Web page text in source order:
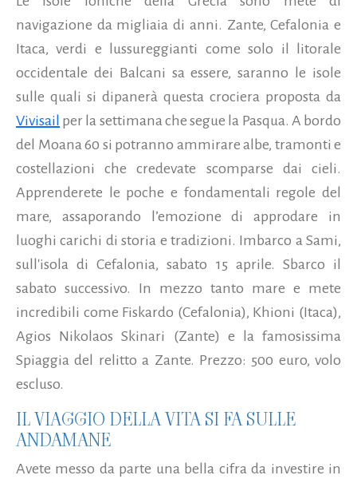
navigazione da migliaia di anni. Zante, Cefalonia e
Itaca, verdi e lussureggianti come solo il litorale
occidentale dei Balcani sa essere, saranno le isole
sulle quali si dipanerà questa crociera proposta da
Vivisail per la settimana che segue la Pasqua. A bordo
del Moana 60 si potranno ammirare albe, tramonti e
costellazioni che credevate scomparse dai cieli.
Apprenderete le poche e fondamentali regole del
mare, assaporando l’emozione di approdare in
luoghi carichi di storia e tradizioni. Imbarco a Sami,
sull'isola di Cefalonia, sabato 15 aprile. Sbarco il
sabato successivo. In mezzo tanto mare e mete
incredibili come Fiskardo (Cefalonia), Khioni (Itaca),
Agios Nikolaos Skinari (Zante) e la famosissima
Spiaggia del relitto a Zante. Prezzo: 500 euro, volo
escluso.
IL VIAGGIO DELLA VITA SI FA SULLE
ANDAMANE
Avete messo da parte una bella cifra da investire in